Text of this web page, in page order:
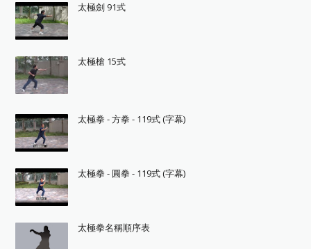
太極劍 91式
太極槍 15式
太極拳 - 方拳 - 119式 (字幕)
太極拳 - 圓拳 - 119式 (字幕)
太極拳名稱順序表